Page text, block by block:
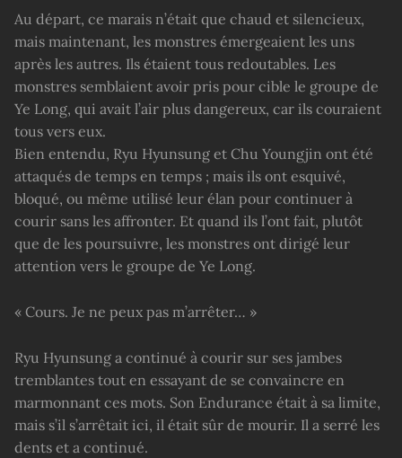
Au départ, ce marais n’était que chaud et silencieux,
mais maintenant, les monstres émergeaient les uns
après les autres. Ils étaient tous redoutables. Les
monstres semblaient avoir pris pour cible le groupe de
Ye Long, qui avait l’air plus dangereux, car ils couraient
tous vers eux.
Bien entendu, Ryu Hyunsung et Chu Youngjin ont été
attaqués de temps en temps ; mais ils ont esquivé,
bloqué, ou même utilisé leur élan pour continuer à
courir sans les affronter. Et quand ils l’ont fait, plutôt
que de les poursuivre, les monstres ont dirigé leur
attention vers le groupe de Ye Long.
« Cours. Je ne peux pas m’arrêter… »
Ryu Hyunsung a continué à courir sur ses jambes
tremblantes tout en essayant de se convaincre en
marmonnant ces mots. Son Endurance était à sa limite,
mais s’il s’arrêtait ici, il était sûr de mourir. Il a serré les
dents et a continué.